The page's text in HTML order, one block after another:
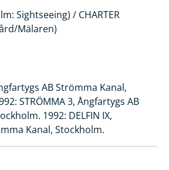
Sightseeing) / CHARTER
Mälaren)
AB Strömma Kanal,
STRÖMMA 3, Ångfartygs AB
1992: DELFIN IX,
Kanal, Stockholm.